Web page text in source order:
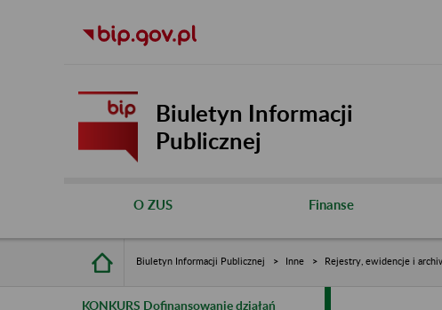
Biuletyn Informacji
Publicznej
O ZUS Finanse
Biuletyn Informacji Publicznej Inne Rejestry, ewidencje i
KONKURS Dofinansowanie działań